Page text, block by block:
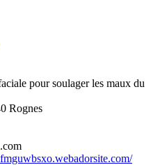
pour soulager les maux du
Rognes